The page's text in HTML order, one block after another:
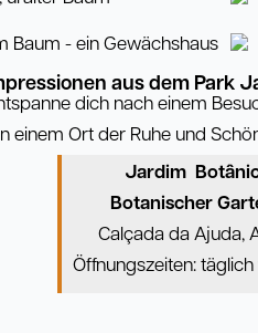
aus dem Park
dich nach einem
einem Ort der Ruhe und
Jardim Botâ
Botanischer
Calçada da Ajuda,
Öffnungszeiten: täglich